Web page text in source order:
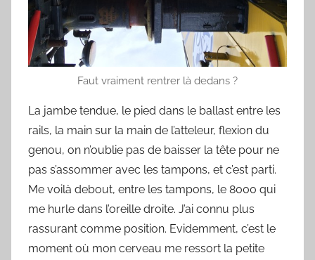
Faut vraiment rentrer là dedans ?
La jambe tendue, le pied dans le ballast entre les
rails, la main sur la main de l’atteleur, flexion du
genou, on n’oublie pas de baisser la tête pour ne
pas s’assommer avec les tampons, et c’est parti.
Me voilà debout, entre les tampons, le 8000 qui
me hurle dans l’oreille droite. J’ai connu plus
rassurant comme position. Evidemment, c’est le
moment où mon cerveau me ressort la petite